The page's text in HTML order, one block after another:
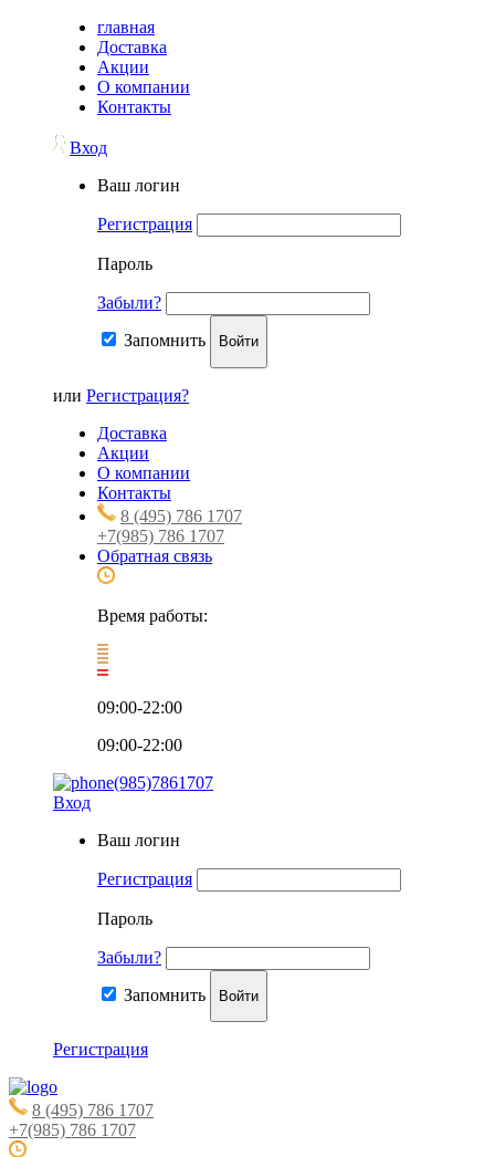
главная
Доставка
Акции
О компании
Контакты
Вход
Ваш логин
Регистрация
Пароль
Забыли?
Запомнить Войти
или Регистрация?
Доставка
Акции
О компании
Контакты
8 (495) 786 1707
+7(985) 786 1707
Обратная связь
Время работы:
09:00-22:00
09:00-22:00
(985)7861707
Вход
Ваш логин
Регистрация
Пароль
Забыли?
Запомнить Войти
Регистрация
8 (495) 786 1707
+7(985) 786 1707